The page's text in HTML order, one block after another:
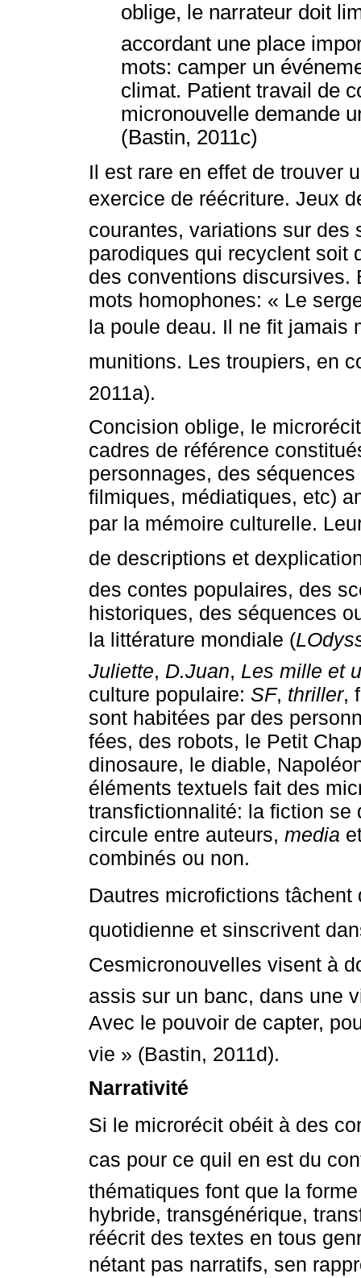
oblige, le narrateur doit
accordant une place
mots: camper un
climat. Patient travail de
micronouvelle demande
(Bastin, 2011c)
Il est rare en effet de trouver
exercice de réécriture. Jeux
courantes, variations sur des
parodiques qui recyclent soit
des conventions discursives.
mots homophones: « Le
la poule deau. Il ne fit
munitions. Les troupiers, en
2011a).
Concision oblige, le
cadres de référence
personnages, des
filmiques, médiatiques, etc)
par la mémoire culturelle.
de descriptions et
des contes populaires, des
historiques, des séquences
la littérature mondiale (
Juliette, D.Juan, Les mille et
culture populaire: SF, thriller,
sont habitées par des
fées, des robots, le Petit
dinosaure, le diable,
éléments textuels fait des
transfictionnalité: la fiction se
circule entre auteurs, media
combinés ou non.
Dautres microfictions
quotidienne et sinscrivent
Cesmicronouvelles visent à
assis sur un banc, dans une
Avec le pouvoir de capter,
vie » (Bastin, 2011d).
Narrativité
Si le microrécit obéit à des
cas pour ce quil en est du
thématiques font que la
hybride, transgénérique,
réécrit des textes en tous
nétant pas narratifs, sen